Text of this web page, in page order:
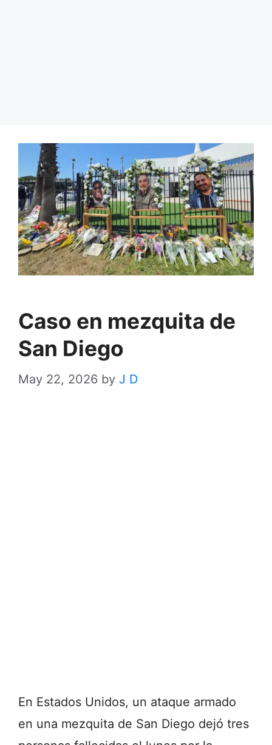
Caso en mezquita de
San Diego
May 22, 2026 by J D
En Estados Unidos, un ataque armado
en una mezquita de San Diego dejó tres